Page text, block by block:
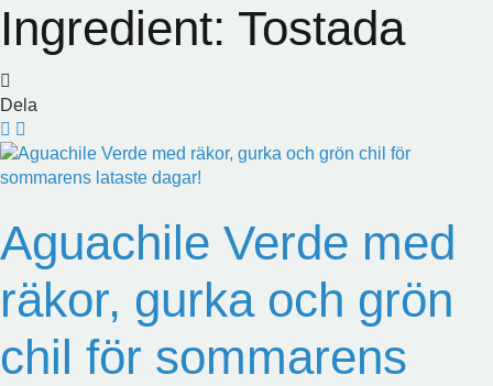
Ingredient: Tostada
Dela
Aguachile Verde med
räkor, gurka och grön
chil för sommarens